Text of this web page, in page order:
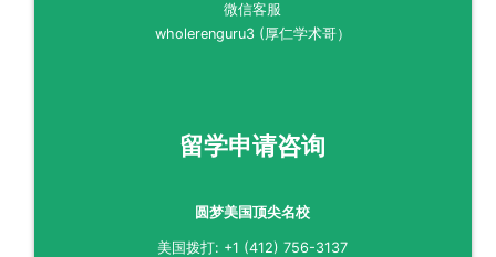
微信客服
wholerenguru3 (厚仁学术哥）
留学申请咨询
圆梦美国顶尖名校
美国拨打: +1 (412) 756-3137